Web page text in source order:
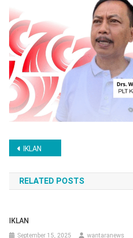
Navigasi
pos
IKLAN
RELATED POSTS
IKLAN
September 15, 2025 wantaranews